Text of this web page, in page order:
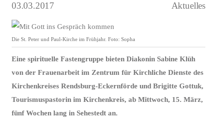
03.03.2017 Aktuelles
Die St. Peter und Paul-Kirche im Frühjahr. Foto: Sopha
Eine spirituelle Fastengruppe bieten Diakonin Sabine Klüh
von der Frauenarbeit im Zentrum für Kirchliche Dienste des
Kirchenkreises Rendsburg-Eckernförde und Brigitte Gottuk,
Tourismuspastorin im Kirchenkreis, ab Mittwoch, 15. März,
fünf Wochen lang in Sehestedt an.